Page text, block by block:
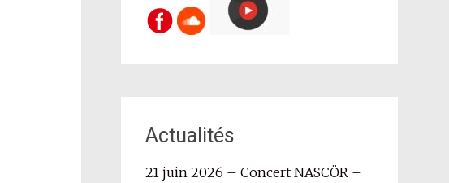
Actualités
21 juin 2026 – Concert NASCÖR –